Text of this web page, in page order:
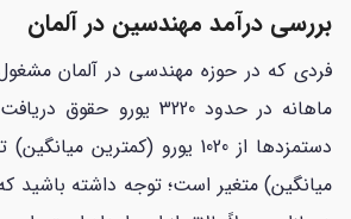
بررسی درآمد مهندسین در آلمان
فردی که در حوزه مهندسی در آلمان
ماهانه در حدود 3220 یورو
میانگین) متغیر است؛ توجه داشته باشید